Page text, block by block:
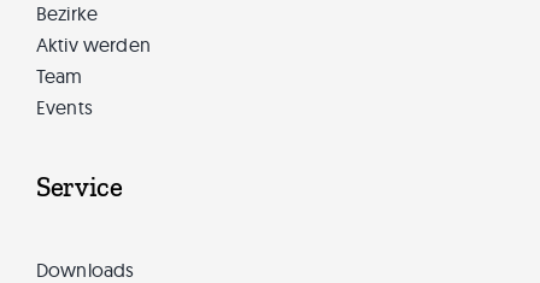
Bezirke
Aktiv werden
Team
Events
Service
Downloads